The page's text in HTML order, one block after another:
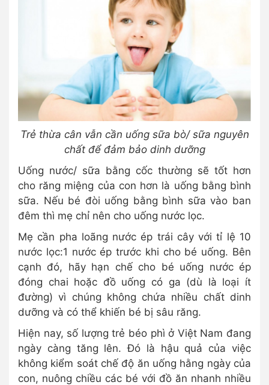
Trẻ thừa cân vẫn cần uống sữa bò/ sữa nguyên
chất để đảm bảo dinh dưỡng
Uống nước/ sữa bằng cốc thường sẽ tốt hơn
cho răng miệng của con hơn là uống bằng bình
sữa. Nếu bé đòi uống bằng bình sữa vào ban
đêm thì mẹ chỉ nên cho uống nước lọc.
Mẹ cần pha loãng nước ép trái cây với tỉ lệ 10
nước lọc:1 nước ép trước khi cho bé uống. Bên
cạnh đó, hãy hạn chế cho bé uống nước ép
đóng chai hoặc đồ uống có ga (dù là loại ít
đường) vì chúng không chứa nhiều chất dinh
dưỡng và có thể khiến bé bị sâu răng.
Hiện nay, số lượng trẻ béo phì ở Việt Nam đang
ngày càng tăng lên. Đó là hậu quả của việc
không kiểm soát chế độ ăn uống hằng ngày của
con, nuông chiều các bé với đồ ăn nhanh nhiều